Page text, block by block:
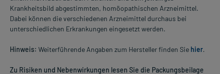
Krankheitsbild abgestimmten, homöopathischen Arzneimittel.
Dabei können die verschiedenen Arzneimittel durchaus bei
unterschiedlichen Erkrankungen eingesetzt werden.
Hinweis: Weiterführende Angaben zum Hersteller finden Sie hier.
Zu Risiken und Nebenwirkungen lesen Sie die Packungsbeilage